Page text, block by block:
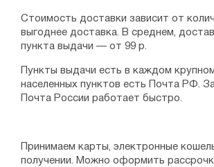
Стоимость доставки зависит от
выгоднее доставка. В среднем,
пункта выдачи — от 99 р.
Пункты выдачи есть в каждом
населенных пунктов есть Почта РФ.
Почта России работает быстро.
Принимаем карты, электронные
получении. Можно оформить